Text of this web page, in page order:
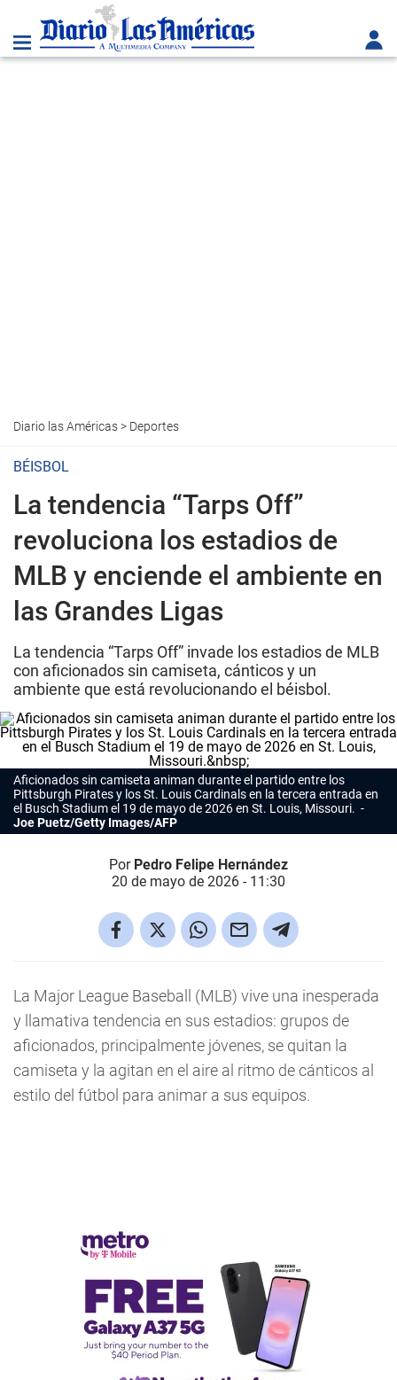
Diario las Américas> Deportes
BÉISBOL
La tendencia “Tarps Off”
revoluciona los estadios de
MLB y enciende el ambiente en
las Grandes Ligas
La tendencia “Tarps Off” invade los estadios de MLB
con aficionados sin camiseta, cánticos y un
ambiente que está revolucionando el béisbol.
Aficionados sin camiseta animan durante el partido entre los
Pittsburgh Pirates y los St. Louis Cardinals en la tercera entrada en
el Busch Stadium el 19 de mayo de 2026 en St. Louis, Missouri.
Joe Puetz/Getty Images/AFP
Por Pedro Felipe Hernández
20 de mayo de 2026 - 11:30
La Major League Baseball (MLB) vive una inesperada
y llamativa tendencia en sus estadios: grupos de
aficionados, principalmente jóvenes, se quitan la
camiseta y la agitan en el aire al ritmo de cánticos al
estilo del fútbol para animar a sus equipos.